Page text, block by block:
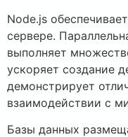
Node.js
сервере.
выполняет
ускоряет создание
демонстрирует
взаимодействии с
Базы данных